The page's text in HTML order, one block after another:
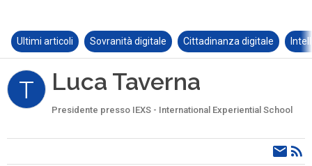
Ultimi articoli Sovranità digitale Cittadinanza digitale
T Luca Taverna
Presidente presso IEXS - International Experiential School